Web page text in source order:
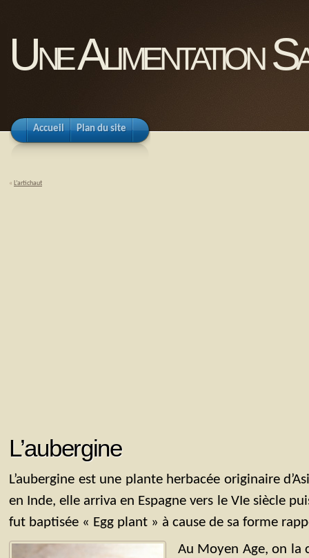
Une Alimentation
Accueil Plan du site
« L’artichaut
L’aubergine
L’aubergine est une plante herbacée originaire
en Inde, elle arriva en Espagne vers le VIe siècle
fut baptisée « Egg plant » à cause de sa forme
Au Moyen Age, on la